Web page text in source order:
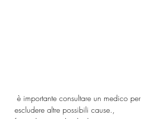
escludere altre possibili cause.,